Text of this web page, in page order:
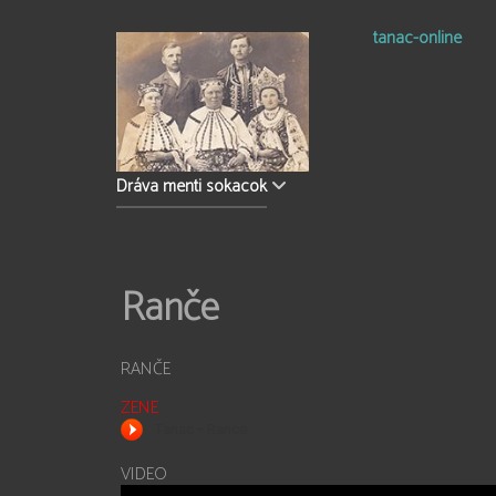
Dráva menti sokacok
tanac-online
Ranče
RANČE
ZENE
VIDEO